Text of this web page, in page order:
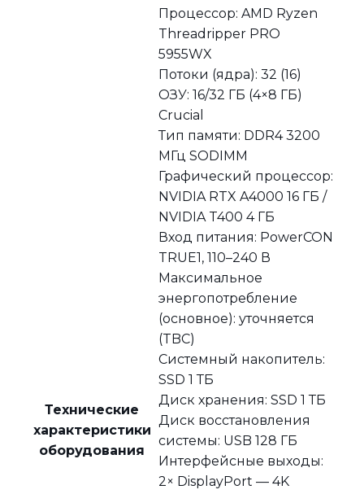
Технические
характеристики
оборудования
Процессор: AMD Ryzen
Threadripper PRO
5955WX
Потоки (ядра): 32 (16)
ОЗУ: 16/32 ГБ (4×8 ГБ)
Crucial
Тип памяти: DDR4 3200
МГц SODIMM
Графический процессор:
NVIDIA RTX A4000 16 ГБ /
NVIDIA T400 4 ГБ
Вход питания: PowerCON
TRUE1, 110–240 В
Максимальное
энергопотребление
(основное): уточняется
(TBC)
Системный накопитель:
SSD 1 ТБ
Диск хранения: SSD 1 ТБ
Диск восстановления
системы: USB 128 ГБ
Интерфейсные выходы:
2× DisplayPort — 4K